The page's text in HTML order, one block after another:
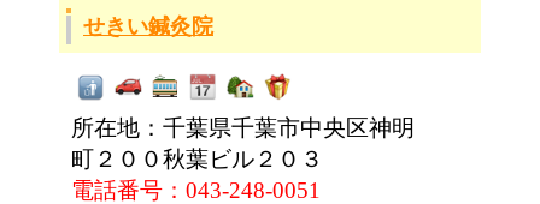
せきい鍼灸院
所在地：千葉県千葉市中央区神明
町２００秋葉ビル２０３
電話番号：043-248-0051